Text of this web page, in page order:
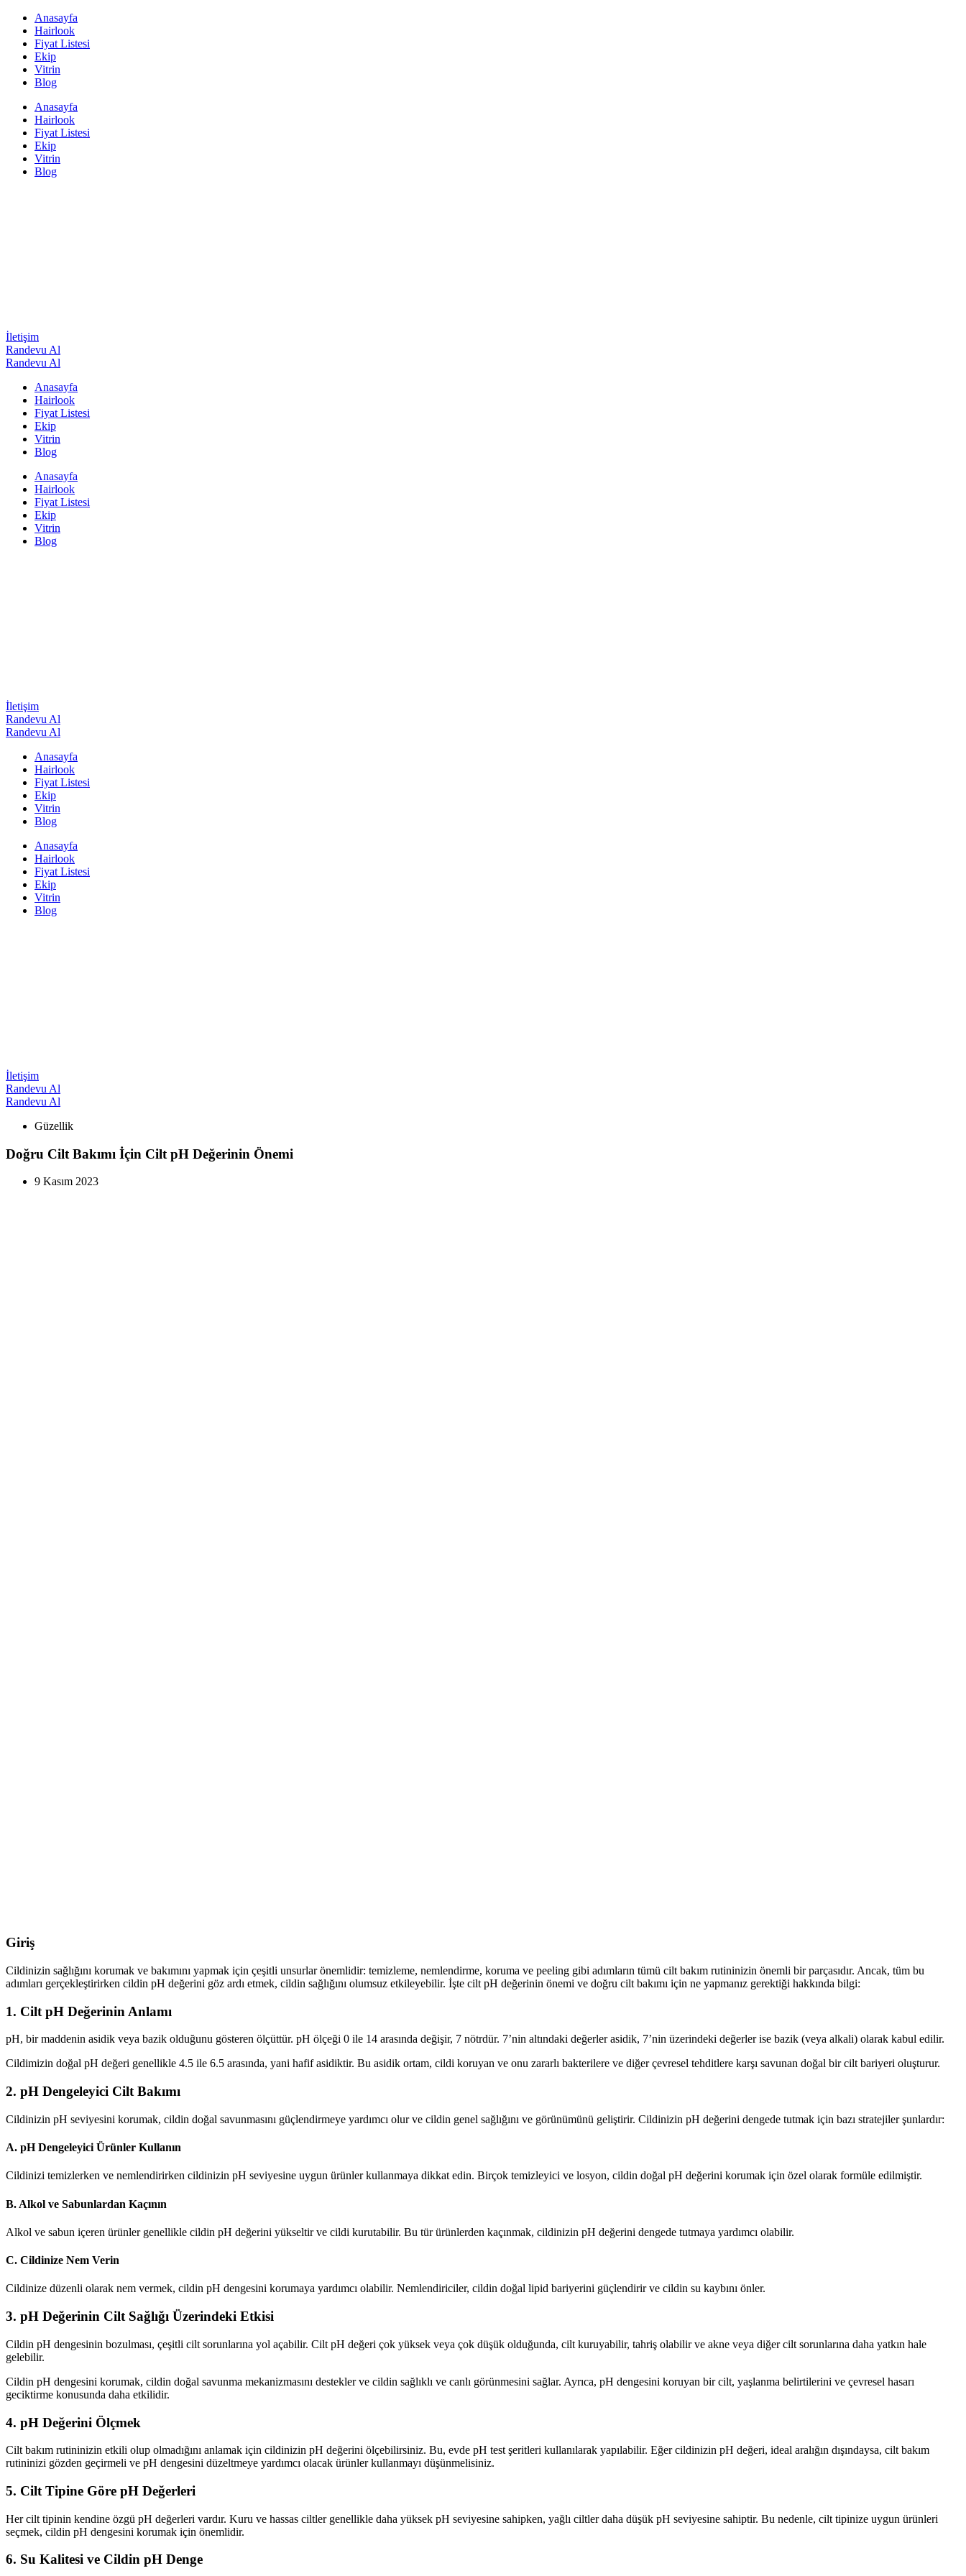
Anasayfa
Hairlook
Fiyat Listesi
Ekip
Vitrin
Blog
Anasayfa
Hairlook
Fiyat Listesi
Ekip
Vitrin
Blog
İletişim
Randevu Al
Randevu Al
Anasayfa
Hairlook
Fiyat Listesi
Ekip
Vitrin
Blog
Anasayfa
Hairlook
Fiyat Listesi
Ekip
Vitrin
Blog
İletişim
Randevu Al
Randevu Al
Anasayfa
Hairlook
Fiyat Listesi
Ekip
Vitrin
Blog
Anasayfa
Hairlook
Fiyat Listesi
Ekip
Vitrin
Blog
İletişim
Randevu Al
Randevu Al
Güzellik
Doğru Cilt Bakımı İçin Cilt pH Değerinin Önemi
9 Kasım 2023
Giriş
Cildinizin sağlığını korumak ve bakımını yapmak için çeşitli unsurlar önemlidir: temizleme, nemlendirme, koruma ve peeling gibi adımların tümü cilt bakım rutininizin önemli bir parçasıdır. Ancak, tüm bu
adımları gerçekleştirirken cildin pH değerini göz ardı etmek, cildin sağlığını olumsuz etkileyebilir. İşte cilt pH değerinin önemi ve doğru cilt bakımı için ne yapmanız gerektiği hakkında bilgi:
1. Cilt pH Değerinin Anlamı
pH, bir maddenin asidik veya bazik olduğunu gösteren ölçüttür. pH ölçeği 0 ile 14 arasında değişir, 7 nötrdür. 7’nin altındaki değerler asidik, 7’nin üzerindeki değerler ise bazik (veya alkali) olarak kabul edilir.
Cildimizin doğal pH değeri genellikle 4.5 ile 6.5 arasında, yani hafif asidiktir. Bu asidik ortam, cildi koruyan ve onu zararlı bakterilere ve diğer çevresel tehditlere karşı savunan doğal bir cilt bariyeri oluşturur.
2. pH Dengeleyici Cilt Bakımı
Cildinizin pH seviyesini korumak, cildin doğal savunmasını güçlendirmeye yardımcı olur ve cildin genel sağlığını ve görünümünü geliştirir. Cildinizin pH değerini dengede tutmak için bazı stratejiler şunlardır:
A. pH Dengeleyici Ürünler Kullanın
Cildinizi temizlerken ve nemlendirirken cildinizin pH seviyesine uygun ürünler kullanmaya dikkat edin. Birçok temizleyici ve losyon, cildin doğal pH değerini korumak için özel olarak formüle edilmiştir.
B. Alkol ve Sabunlardan Kaçının
Alkol ve sabun içeren ürünler genellikle cildin pH değerini yükseltir ve cildi kurutabilir. Bu tür ürünlerden kaçınmak, cildinizin pH değerini dengede tutmaya yardımcı olabilir.
C. Cildinize Nem Verin
Cildinize düzenli olarak nem vermek, cildin pH dengesini korumaya yardımcı olabilir. Nemlendiriciler, cildin doğal lipid bariyerini güçlendirir ve cildin su kaybını önler.
3. pH Değerinin Cilt Sağlığı Üzerindeki Etkisi
Cildin pH dengesinin bozulması, çeşitli cilt sorunlarına yol açabilir. Cilt pH değeri çok yüksek veya çok düşük olduğunda, cilt kuruyabilir, tahriş olabilir ve akne veya diğer cilt sorunlarına daha yatkın hale
gelebilir.
Cildin pH dengesini korumak, cildin doğal savunma mekanizmasını destekler ve cildin sağlıklı ve canlı görünmesini sağlar. Ayrıca, pH dengesini koruyan bir cilt, yaşlanma belirtilerini ve çevresel hasarı
geciktirme konusunda daha etkilidir.
4. pH Değerini Ölçmek
Cilt bakım rutininizin etkili olup olmadığını anlamak için cildinizin pH değerini ölçebilirsiniz. Bu, evde pH test şeritleri kullanılarak yapılabilir. Eğer cildinizin pH değeri, ideal aralığın dışındaysa, cilt bakım
rutininizi gözden geçirmeli ve pH dengesini düzeltmeye yardımcı olacak ürünler kullanmayı düşünmelisiniz.
5. Cilt Tipine Göre pH Değerleri
Her cilt tipinin kendine özgü pH değerleri vardır. Kuru ve hassas ciltler genellikle daha yüksek pH seviyesine sahipken, yağlı ciltler daha düşük pH seviyesine sahiptir. Bu nedenle, cilt tipinize uygun ürünleri
seçmek, cildin pH dengesini korumak için önemlidir.
6. Su Kalitesi ve Cildin pH Denge